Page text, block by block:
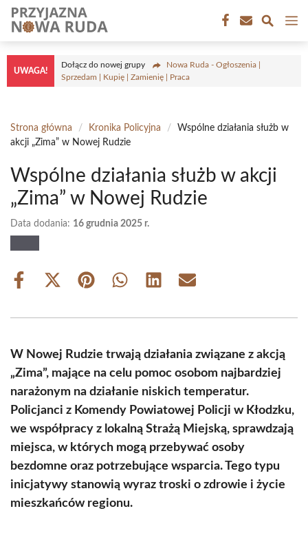
Przejdź
treści
UWAGA!
Dołącz do nowej grupy
Nowa Ruda - Ogłoszenia |
Sprzedam | Kupię | Zamienię | Praca
Strona główna / Kronika Policyjna /
Wspólne działania służb w
akcji „Zima” w Nowej Rudzie
Wspólne działania służb w akcji
„Zima” w Nowej Rudzie
Data dodania: 16 grudnia 2025 r.
Share
Share
(Twitter)
Share Share Share Share
W Nowej Rudzie trwają działania związane z akcją
„Zima”, mające na celu pomoc osobom najbardziej
narażonym na działanie niskich temperatur.
Policjanci z Komendy Powiatowej Policji w Kłodzku,
we współpracy z lokalną Strażą Miejską, sprawdzają
miejsca, w których mogą przebywać osoby
bezdomne oraz potrzebujące wsparcia. Tego typu
inicjatywy stanowią wyraz troski o zdrowie i życie
mieszkańców regionu.